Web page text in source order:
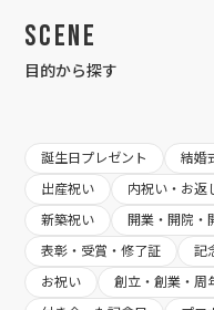
Scene
目的から探す
誕生日プレゼント 結婚
出産祝い
内祝い・お返
新築祝い
開業・開院・
表彰・受賞・修了証
記
お祝い
創立・創業・周